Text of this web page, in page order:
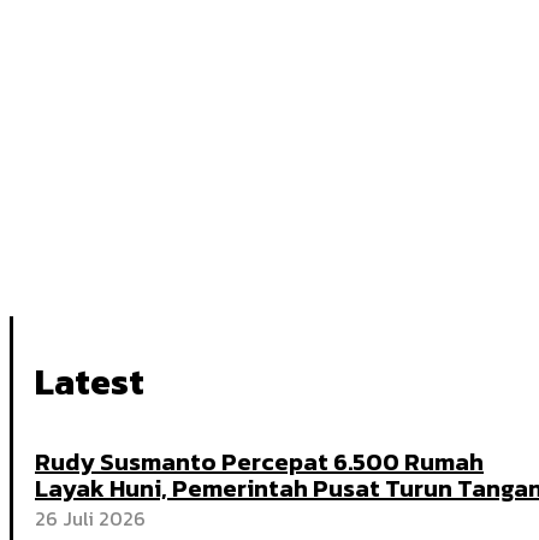
Latest
Rudy Susmanto Percepat 6.500 Rumah
Layak Huni, Pemerintah Pusat Turun
26 Juli 2026